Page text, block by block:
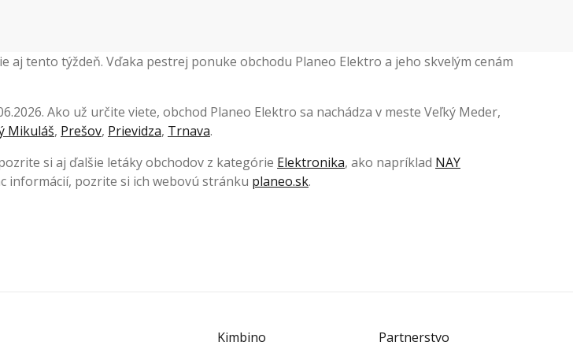
aj tento týždeň. Vďaka pestrej ponuke obchodu Planeo Elektro a jeho skvelým cenám
Ako už určite viete, obchod Planeo Elektro sa nachádza v meste Veľký Meder,
Mikuláš, Prešov, Prievidza, Trnava.
si aj ďalšie letáky obchodov z kategórie Elektronika, ako napríklad NAY
informácií, pozrite si ich webovú stránku planeo.sk.
Kimbino Partnerstvo